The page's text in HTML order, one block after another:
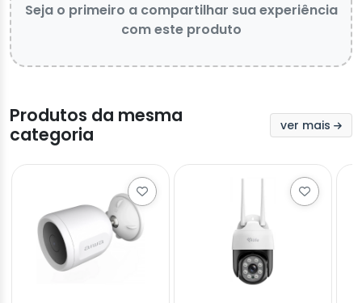
Seja o primeiro a compartilhar sua experiência
com este produto
Produtos da mesma
categoria
ver mais